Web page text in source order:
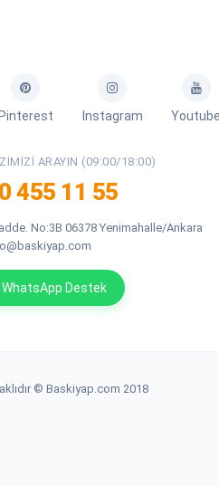
Pinterest Instagram
ARAYIN (09:00/18:00)
455 11 55
No:3B 06378 Yenimahalle/Ankara
WhatsApp Destek
© Baskiyap.com 2018